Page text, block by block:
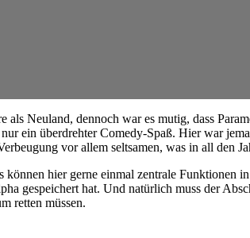
als Neuland, dennoch war es mutig, dass
ein überdrehter Comedy-Spaß. Hier war
vor allem seltsamen, was in all den
können hier gerne einmal zentrale
gespeichert hat. Und natürlich muss der
retten müssen.